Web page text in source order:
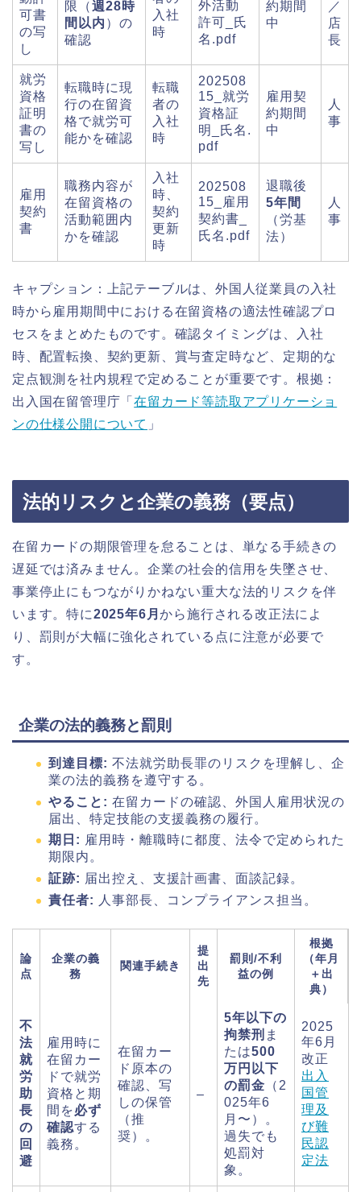
可書
の写
し
限（週28時
間以内 ）の
確認
入社
時
外活動
許可_氏
名.pdf
約期間
中
／
店
長
就労
資格
証明
書の
写し
転職時に現
行の在留資
格で就労可
能かを確認
転職
者の
入社
時
202508
15_就労
資格証
明_氏名.
pdf
雇用契
約期間
中
人
事
雇用
契約
書
職務内容が
在留資格の
活動範囲内
かを確認
入社
時、
契約
更新
時
202508
15_雇用
契約書_
氏名.pdf
退職後
5年間
（労基
法）
人
事
キャプション：上記テーブルは、外国人従業員の入社
時から雇用期間中における在留資格の適法性確認プロ
セスをまとめたものです。確認タイミングは、入社
時、配置転換、契約更新、賞与査定時など、定期的な
定点観測を社内規程で定めることが重要です。根拠：
出入国在留管理庁「在留カード等読取アプリケーショ
ンの仕様公開について 」
法的リスクと企業の義務（要点）
在留カードの期限管理を怠ることは、単なる手続きの
遅延では済みません。企業の社会的信用を失墜させ、
事業停止にもつながりかねない重大な法的リスクを伴
います。特に2025年6月から施行される改正法によ
り、罰則が大幅に強化されている点に注意が必要で
す。
企業の法的義務と罰則
到達目標: 不法就労助長罪のリスクを理解し、企
業の法的義務を遵守する。
やること: 在留カードの確認、外国人雇用状況の
届出、特定技能の支援義務の履行。
期日: 雇用時・離職時に都度、法令で定められた
期限内。
証跡: 届出控え、支援計画書、面談記録。
責任者:
人事部長、コンプライアンス担当。
論
点
企業の義
務
関連手続き
提
出
先
罰則/不利
益の例
根拠
（年月
＋出
典）
不
法
就
労
助
長
の
回
避
雇用時に
在留カー
ドで就労
資格と期
間を必ず
確認する
義務。
在留カー
ド原本の
確認、写
しの保管
（推
奨）。
–
5年以下の
拘禁刑 ま
たは500
万円以下
の罰金 （2
025年6
月〜）。
過失でも
処罰対
象。
2025
年6月
改正
出入
国管
理及
び難
民認
定法